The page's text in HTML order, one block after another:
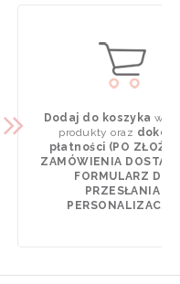
Dodaj do koszyka
produkty oraz
płatności (PO
ZAMÓWIENIA
FORMULARZ DO
PRZESŁANIA
PERSONALIZACJI).